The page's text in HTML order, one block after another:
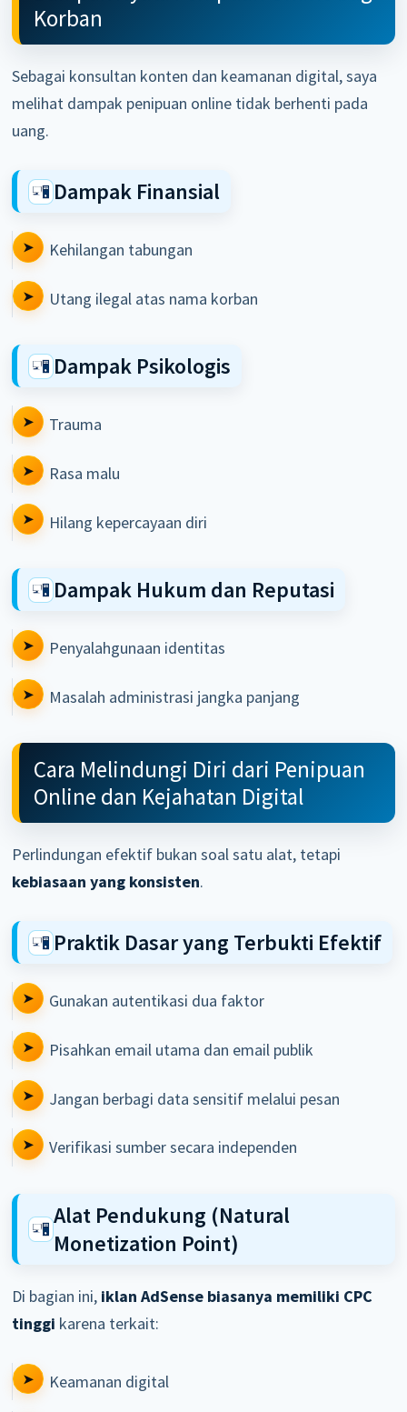
Korban
Sebagai konsultan konten dan keamanan digital, saya
melihat dampak penipuan online tidak berhenti pada
uang.
Dampak Finansial
Kehilangan tabungan
Utang ilegal atas nama korban
Dampak Psikologis
Trauma
Rasa malu
Hilang kepercayaan diri
Dampak Hukum dan Reputasi
Penyalahgunaan identitas
Masalah administrasi jangka panjang
Cara Melindungi Diri dari Penipuan
Online dan Kejahatan Digital
Perlindungan efektif bukan soal satu alat, tetapi
kebiasaan yang konsisten.
Praktik Dasar yang Terbukti Efektif
Gunakan autentikasi dua faktor
Pisahkan email utama dan email publik
Jangan berbagi data sensitif melalui pesan
Verifikasi sumber secara independen
Alat Pendukung (Natural
Monetization Point)
Di bagian ini, iklan AdSense biasanya memiliki CPC
tinggi karena terkait:
Keamanan digital